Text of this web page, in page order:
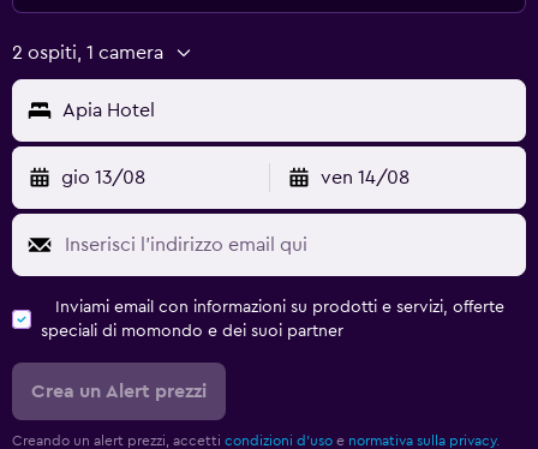
2 ospiti, 1 camera
Apia Hotel
gio 13/08 ven 14/08
Inviami email con informazioni su prodotti e servizi, offerte
speciali di momondo e dei suoi partner
Crea un Alert prezzi
Creando un alert prezzi, accetti condizioni d'uso e normativa sulla privacy.